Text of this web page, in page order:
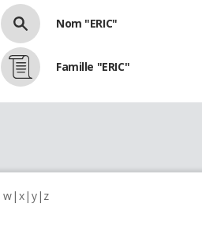
Nom "ERIC"
Famille "ERIC"
w x y z